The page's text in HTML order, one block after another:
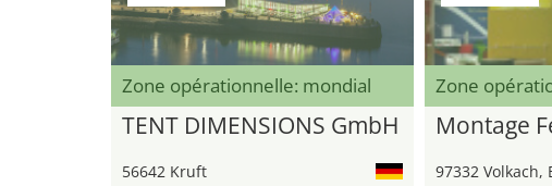
Zone opérationnelle: mondial
TENT DIMENSIONS GmbH
56642 Kruft
Zone
Montage
97332 Volkach,